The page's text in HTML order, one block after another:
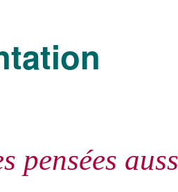
pensées